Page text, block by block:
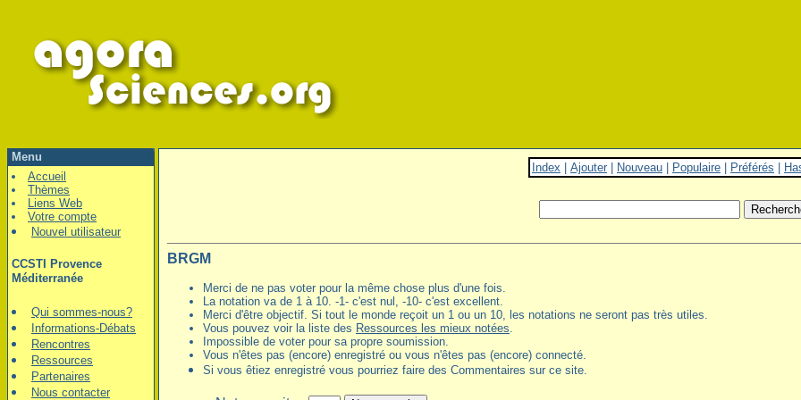
Menu
Accueil
Thèmes
Liens Web
Votre compte
Nouvel utilisateur
CCSTI Provence
Méditerranée
Qui sommes-nous?
Informations-Débats
Rencontres
Ressources
Partenaires
Nous contacter
Index Ajouter Nouveau Populaire Préférés
BRGM
Merci de ne pas voter pour la même chose plus d'une fois.
La notation va de 1 à 10. -1- c'est nul, -10- c'est excellent.
Merci d'être objectif. Si tout le monde reçoit un 1 ou un 10, les notations ne seront pas très utiles.
Vous pouvez voir la liste des Ressources les mieux notées.
Impossible de voter pour sa propre soumission.
Vous n'êtes pas (encore) enregistré ou vous n'êtes pas (encore) connecté.
Si vous êtiez enregistré vous pourriez faire des Commentaires sur ce site.